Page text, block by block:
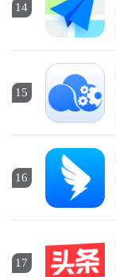
14
15
16
17